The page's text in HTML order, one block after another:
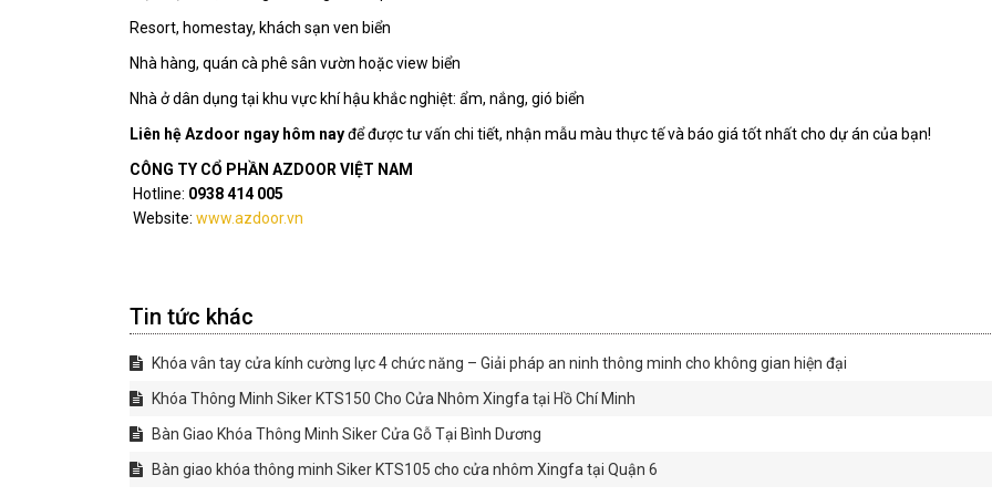
Resort, homestay, khách sạn ven biển
Nhà hàng, quán cà phê sân vườn hoặc view biển
Nhà ở dân dụng tại khu vực khí hậu khắc nghiệt: ẩm, nắng, gió biển
Liên hệ Azdoor ngay hôm nayđể được tư vấn chi tiết, nhận mẫu màu thực tế và báo giá tốt nhất cho dự án của bạn!
CÔNG TY CỔ PHẦN AZDOOR VIỆT NAM
Hotline: 0938 414 005
Website: www.azdoor.vn
Tin tức khác
Khóa vân tay cửa kính cường lực 4 chức năng – Giải pháp an ninh thông minh cho không gian hiện đại
Khóa Thông Minh Siker KTS150 Cho Cửa Nhôm Xingfa tại Hồ Chí Minh
Bàn Giao Khóa Thông Minh Siker Cửa Gỗ Tại Bình Dương
Bàn giao khóa thông minh Siker KTS105 cho cửa nhôm Xingfa tại Quận 6